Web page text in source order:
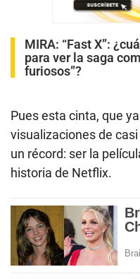
MIRA: “Fast X”:
para ver la saga
furiosos”?
Pues esta cinta, que
visualizaciones de
un récord: ser la
historia de Netflix.